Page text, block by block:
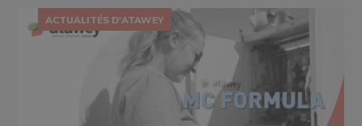
ACTUALITÉS D'ATAWEY